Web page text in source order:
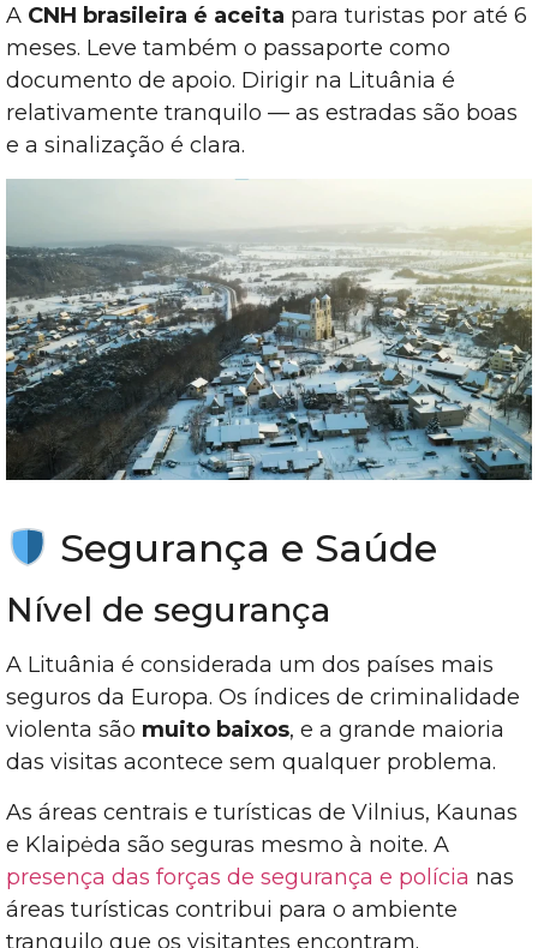
A CNH brasileira é aceita para turistas por até 6
meses. Leve também o passaporte como
documento de apoio. Dirigir na Lituânia é
relativamente tranquilo — as estradas são boas
e a sinalização é clara.
Segurança e Saúde
Nível de segurança
A Lituânia é considerada um dos países mais
seguros da Europa. Os índices de criminalidade
violenta são muito baixos, e a grande maioria
das visitas acontece sem qualquer problema.
As áreas centrais e turísticas de Vilnius, Kaunas
e Klaipėda são seguras mesmo à noite. A
presença das forças de segurança e polícia nas
áreas turísticas contribui para o ambiente
tranquilo que os visitantes encontram.